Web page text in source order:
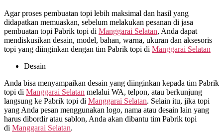
Agar proses pembuatan topi lebih maksimal dan hasil yang
didapatkan memuaskan, sebelum melakukan pesanan di jasa
pembuatan topi Pabrik topi di Manggarai Selatan, Anda dapat
mendiskusikan desain, model, bahan, warna, ukuran dan aksesoris
topi yang diinginkan dengan tim Pabrik topi di Manggarai Selatan
Desain
Anda bisa menyampaikan desain yang diinginkan kepada tim Pabrik
topi di Manggarai Selatan melalui WA, telpon, atau berkunjung
langsung ke Pabrik topi di Manggarai Selatan. Selain itu, jika topi
yang Anda pesan menggunakan logo, nama atau desain lain yang
harus dibordir atau sablon, Anda akan dibantu tim Pabrik topi
di Manggarai Selatan.